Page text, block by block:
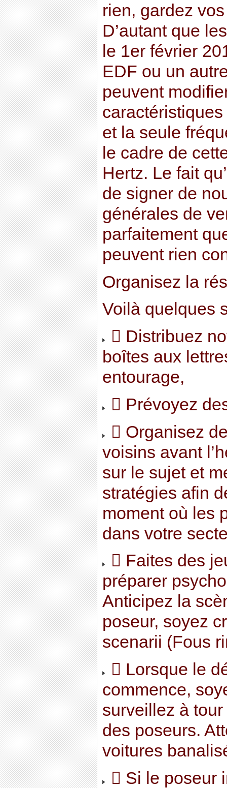
rien, gardez
D’autant que
le 1er février
EDF ou un
peuvent
et la seule
le cadre de
Hertz. Le fait
de signer de
générales de
parfaitement
peuvent rien
Organisez la
Voilà quelques
 Distribuez
boîtes aux
entourage,
 Prévoyez
 Organisez
voisins avant
sur le sujet et
stratégies afin
moment où les
dans votre
 Faites des
préparer
Anticipez la
poseur, soyez
scenarii (Fous
 Lorsque le
commence,
surveillez à
des poseurs.
voitures
 Si le poseur